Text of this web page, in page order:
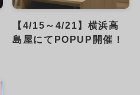
【4/15～4/21】横浜高
島屋にてPOPUP開催！